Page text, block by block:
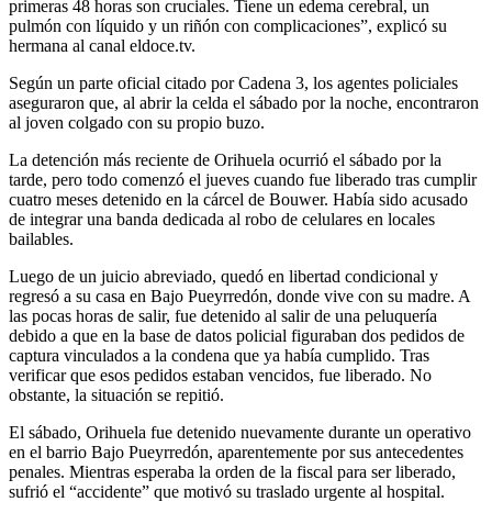
primeras 48 horas son cruciales. Tiene un edema cerebral, un
pulmón con líquido y un riñón con complicaciones”, explicó su
hermana al canal eldoce.tv.
Según un parte oficial citado por Cadena 3, los agentes policiales
aseguraron que, al abrir la celda el sábado por la noche, encontraron
al joven colgado con su propio buzo.
La detención más reciente de Orihuela ocurrió el sábado por la
tarde, pero todo comenzó el jueves cuando fue liberado tras cumplir
cuatro meses detenido en la cárcel de Bouwer. Había sido acusado
de integrar una banda dedicada al robo de celulares en locales
bailables.
Luego de un juicio abreviado, quedó en libertad condicional y
regresó a su casa en Bajo Pueyrredón, donde vive con su madre. A
las pocas horas de salir, fue detenido al salir de una peluquería
debido a que en la base de datos policial figuraban dos pedidos de
captura vinculados a la condena que ya había cumplido. Tras
verificar que esos pedidos estaban vencidos, fue liberado. No
obstante, la situación se repitió.
El sábado, Orihuela fue detenido nuevamente durante un operativo
en el barrio Bajo Pueyrredón, aparentemente por sus antecedentes
penales. Mientras esperaba la orden de la fiscal para ser liberado,
sufrió el “accidente” que motivó su traslado urgente al hospital.